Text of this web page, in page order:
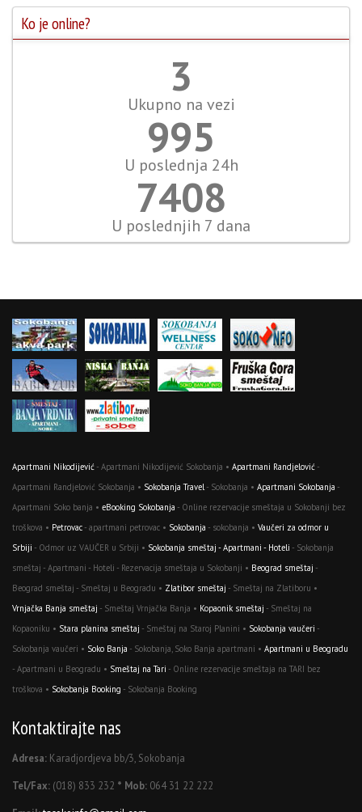
Ko je online?
3
Ukupno na vezi
995
U poslednja 24h
7408
U poslednjih 7 dana
Apartmani Nikodijević- Apartmani Nikodijević Sokobanja • Apartmani Randjelović-
Apartmani Randjelović Sokobanja • Sokobanja Travel- Sokobanja • Apartmani Sokobanja -
Apartmani Soko banja • eBooking Sokobanja - Online rezervacije smeštaja u Sokobanji bez
troškova • Petrovac- apartmani petrovac • Sokobanja - sokobanja • Vaučeri za odmor u
Srbiji - Odmor uz VAUČER u Srbiji • Sokobanja smeštaj - Apartmani - Hoteli - Sokobanja
smeštaj - Apartmani - Hoteli - Rezervacija smeštaja u Sokobanji • Beograd smeštaj -
Beograd smeštaj - Smeštaj u Beogradu • Zlatibor smeštaj - Smeštaj na Zlatiboru •
Vrnjačka Banja smeštaj - Smeštaj Vrnjačka Banja • Kopaonik smeštaj - Smeštaj na
Kopaoniku • Stara planina smeštaj - Smeštaj na Staroj Planini • Sokobanja vaučeri -
Sokobanja vaučeri • Soko Banja - Sokobanja, Soko Banja apartmani • Apartmani u Beogradu
- Apartmani u Beogradu • Smeštaj na Tari - Online rezervacije smeštaja na TARI bez
troškova • Sokobanja Booking - Sokobanja Booking
Kontaktirajte nas
Adresa: Karadjordjeva bb/3, Sokobanja
Tel/Fax: (018) 833 232 * Mob: 064 31 22 222